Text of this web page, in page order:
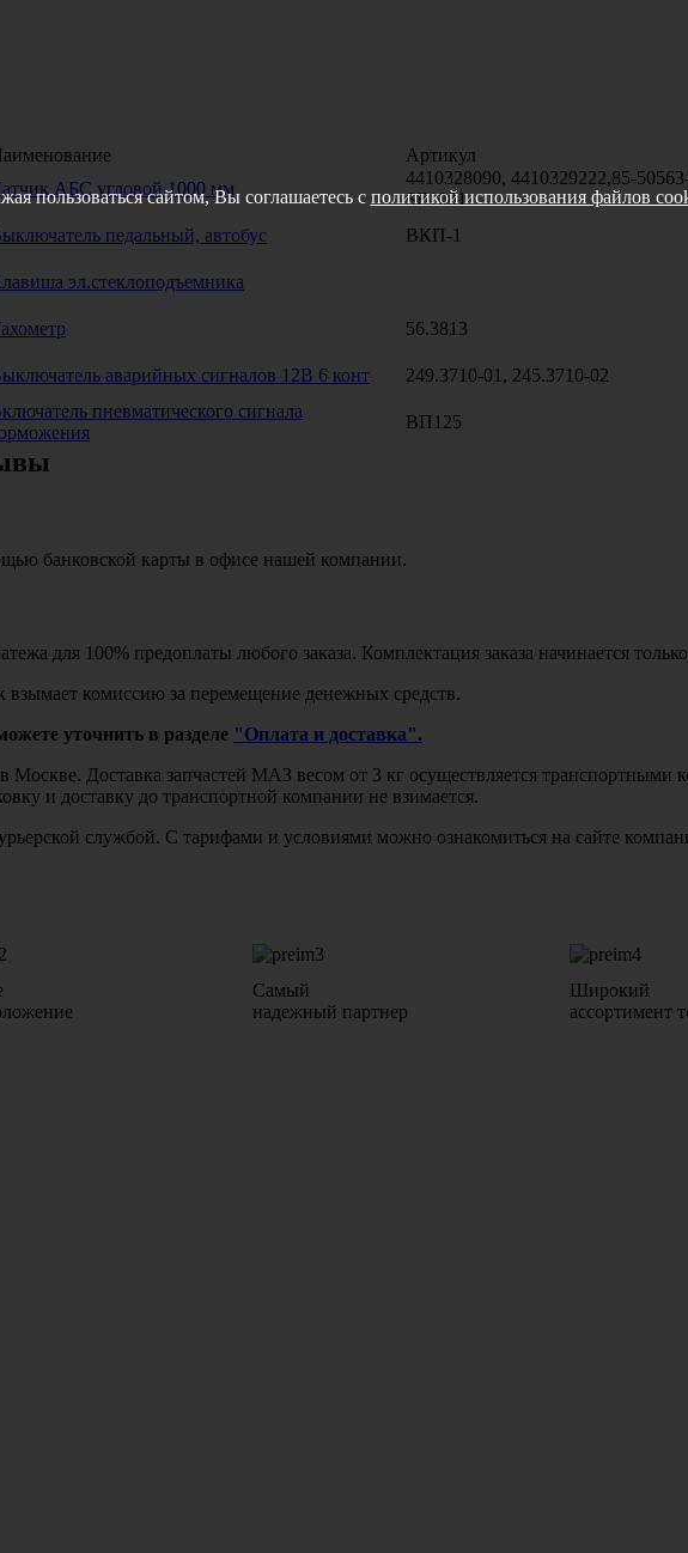
Артикул
АБС угловой 1000 мм
4410328090, 4410329222,85-
SE1001
педальный, автобус ВКП-1
эл.стеклоподъемника
56.3813
аварийных сигналов 12В 6 конт 249.3710-01, 245.3710-02
пневматического сигнала
ВП125
банковской карты в офисе нашей компании.
для 100% предоплаты любого заказа. Комплектация заказа начинается
комиссию за перемещение денежных средств.
уточнить в разделе "Оплата и доставка".
в Москве. Доставка запчастей МАЗ весом от 3 кг осуществляется
и доставку до транспортной компании не взимается.
службой. С тарифами и условиями можно ознакомиться на сайте
Самый
надежный партнер
Широкий
ассортимент
пользоваться сайтом, Вы соглашаетесь с политикой использования файлов